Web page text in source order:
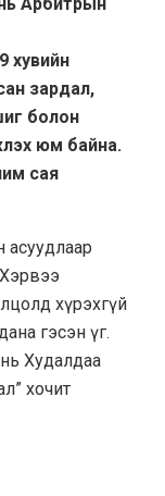
хувийн
зардал,
болон
юм байна.
сая
асуудлаар
хүрэхгүй
гэсэн үг.
Худалдаа
хочит